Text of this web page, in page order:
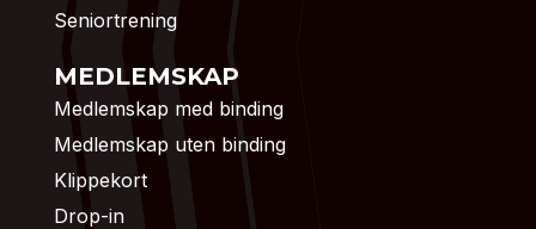
Seniortrening
MEDLEMSKAP
Medlemskap med binding
Medlemskap uten binding
Klippekort
Drop-in